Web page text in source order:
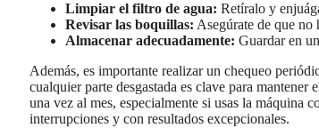
Limpiar el filtro de agua: Retíralo y
Revisar las boquillas: Asegúrate de que no
Almacenar adecuadamente: Guardar en
Además, es importante realizar un chequeo
cualquier parte desgastada es clave para
una vez al mes, especialmente si usas la máquina
interrupciones y con resultados excepcionales.